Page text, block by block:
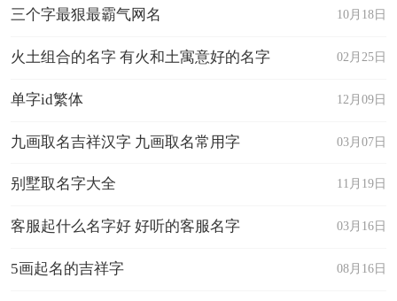
10月18日
三个字最狠最霸气网名
02月25日
火土组合的名字 有火和土寓意好的名字
12月09日
单字id繁体
03月07日
九画取名吉祥汉字 九画取名常用字
11月19日
别墅取名字大全
03月16日
客服起什么名字好 好听的客服名字
08月16日
5画起名的吉祥字